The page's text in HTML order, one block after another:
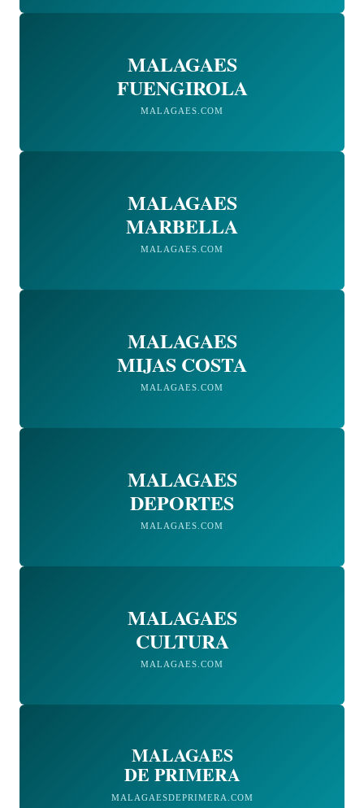
MALAGAES
FUENGIROLA
MALAGAES.COM
MALAGAES
MARBELLA
MALAGAES.COM
MALAGAES
MIJAS COSTA
MALAGAES.COM
MALAGAES
DEPORTES
MALAGAES.COM
MALAGAES
CULTURA
MALAGAES.COM
MALAGAES
DE PRIMERA
MALAGAESDEPRIMERA.COM